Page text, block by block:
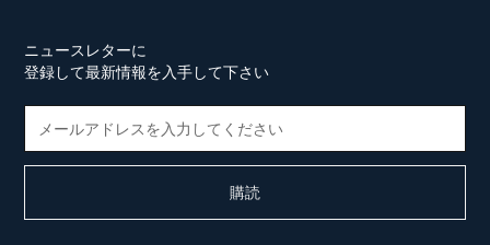
ニュースレターに
登録して最新情報を入手して下さい